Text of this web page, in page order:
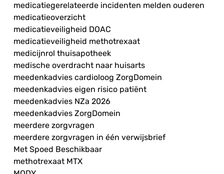
medicatiegerelateerde incidenten melden ouderen
medicatieoverzicht
medicatieveiligheid DOAC
medicatieveiligheid methotrexaat
medicijnrol thuisapotheek
medische overdracht naar huisarts
meedenkadvies cardioloog ZorgDomein
meedenkadvies eigen risico patiënt
meedenkadvies NZa 2026
meedenkadvies ZorgDomein
meerdere zorgvragen
meerdere zorgvragen in één verwijsbrief
Met Spoed Beschikbaar
methotrexaat MTX